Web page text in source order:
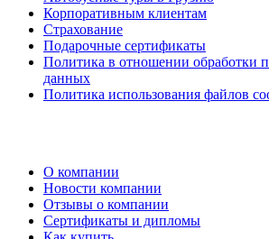
Корпоративным клиентам
Страхование
Подарочные сертификаты
Политика в отношении обработки
данных
Политика использования файлов
О компании
Новости компании
Отзывы о компании
Сертификаты и дипломы